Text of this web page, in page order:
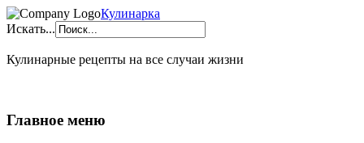
Кулинарка
Искать...
Кулинарные рецепты на все случаи жизни
Главное меню